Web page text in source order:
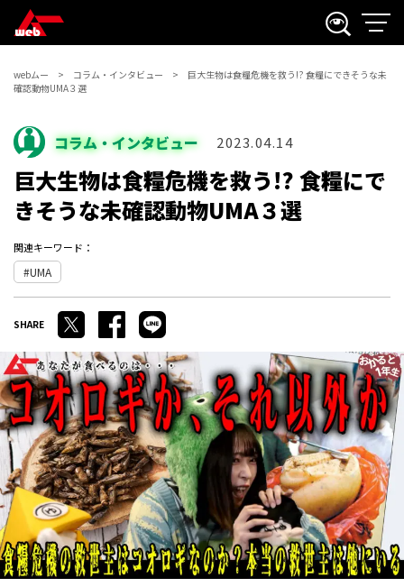
webムー コラム・インタビュー
巨大生物は食糧危機を救う!? 食糧にできそうな未
確認動物UMA３選
コラム・インタビュー 2023.04.14
巨大生物は食糧危機を救う!? 食糧にで
きそうな未確認動物UMA３選
関連キーワード：
UMA